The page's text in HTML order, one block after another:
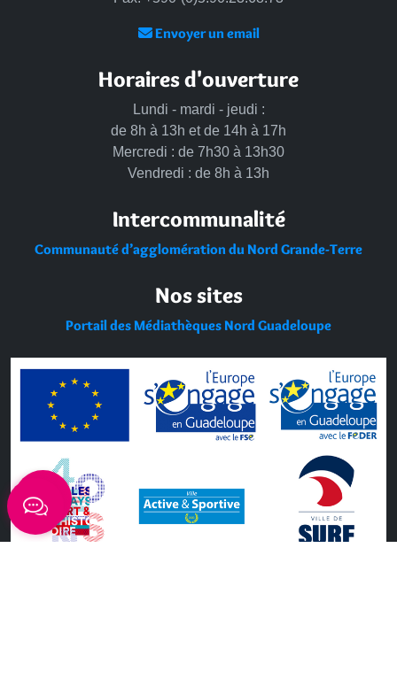
Envoyer un email
Horaires d'ouverture
Lundi - mardi - jeudi :
de 8h à 13h et de 14h à 17h
Mercredi : de 7h30 à 13h30
Vendredi : de 8h à 13h
Intercommunalité
Communauté d’agglomération du Nord Grande-Terre
Nos sites
Portail des Médiathèques Nord Guadeloupe